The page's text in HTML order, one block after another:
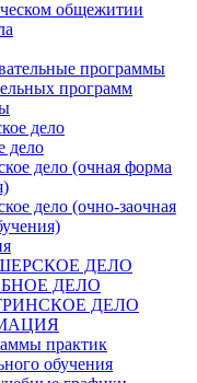
общежитии
программы
программ
дело
дело
дело (очная форма
дело (очно-заочная
ДЕЛО
ДЕЛО
ДЕЛО
практик
обучения